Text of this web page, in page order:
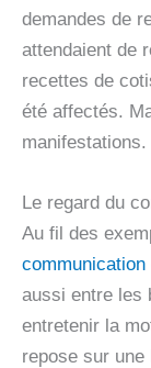
demandes de
attendaient de
recettes de
été affectés.
manifestations.
Le regard du
Au fil des
aussi entre les
entretenir la
repose sur